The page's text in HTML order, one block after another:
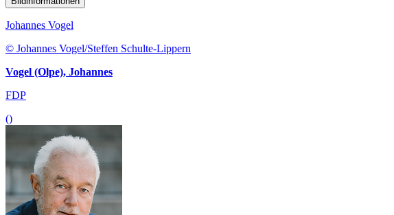
Johannes Vogel
© Johannes Vogel/Steffen Schulte-Lippern
Vogel (Olpe), Johannes
FDP
()